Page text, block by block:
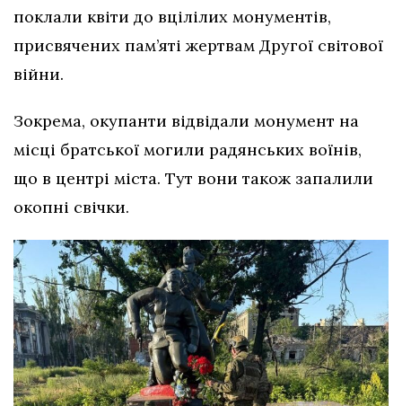
поклали квіти до вцілілих монументів,
присвячених пам’яті жертвам Другої світової
війни.
Зокрема, окупанти відвідали монумент на
місці братської могили радянських воїнів,
що в центрі міста. Тут вони також запалили
окопні свічки.